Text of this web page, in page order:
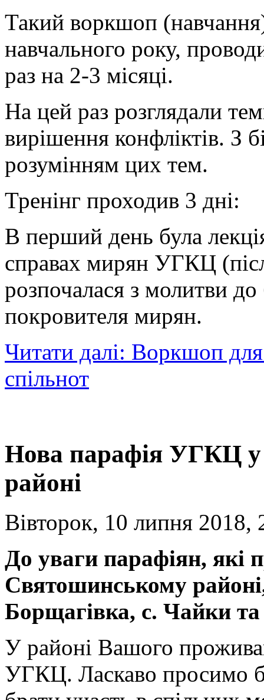
Такий воркшоп
навчального року,
раз на 2-3 місяці.
На цей раз розглядали
вирішення конфліктів. З
розумінням цих тем.
Тренінг проходив 3 дні:
В перший день була
справах мирян УГКЦ
розпочалася з молитви
покровителя мирян.
Читати далі: Воркшоп для
спільнот
Нова парафія УГКЦ
районі
Вівторок, 10 липня 2018,
До уваги парафіян, які
Святошинському
Борщагівка, с. Чайки
У районі Вашого
УГКЦ. Ласкаво просимо